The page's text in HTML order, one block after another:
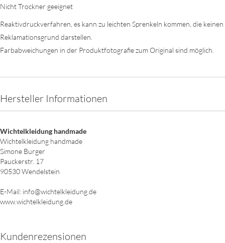
Nicht Trockner geeignet
Reaktivdruckverfahren, es kann zu leichten Sprenkeln kommen, die keinen
Reklamationsgrund darstellen.
Farbabweichungen in der Produktfotografie zum Original sind möglich.
Hersteller Informationen
Wichtelkleidung handmade
Wichtelkleidung handmade
Simone Burger
Pauckerstr. 17
90530 Wendelstein
E-Mail: info@wichtelkleidung.de
www.wichtelkleidung.de
Kundenrezensionen